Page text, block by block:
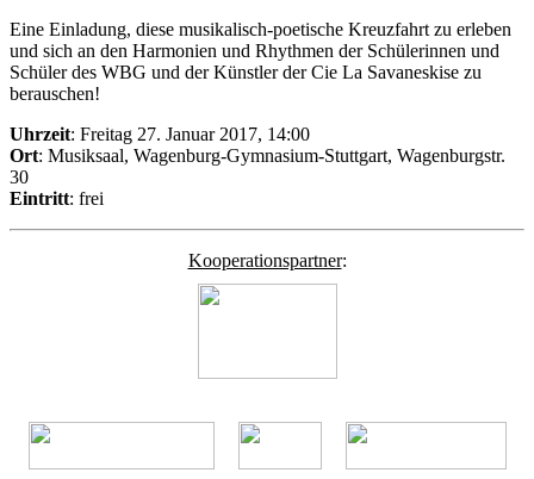
Eine Einladung, diese musikalisch-poetische Kreuzfahrt zu erleben
und sich an den Harmonien und Rhythmen der Schülerinnen und
Schüler des WBG und der Künstler der Cie La Savaneskise zu
berauschen!
Uhrzeit: Freitag 27. Januar 2017, 14:00
Ort: Musiksaal, Wagenburg-Gymnasium-Stuttgart, Wagenburgstr.
30
Eintritt: frei
Kooperationspartner: